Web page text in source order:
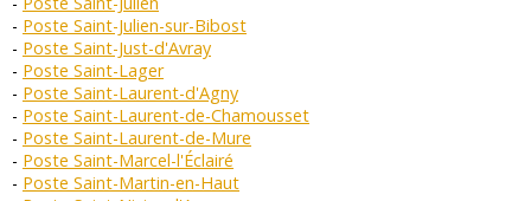
Poste Saint-Julien-sur-Bibost
Poste Saint-Just-d'Avray
Poste Saint-Lager
Poste Saint-Laurent-d'Agny
Poste Saint-Laurent-de-Chamousset
Poste Saint-Laurent-de-Mure
Poste Saint-Marcel-l'Éclairé
Poste Saint-Martin-en-Haut